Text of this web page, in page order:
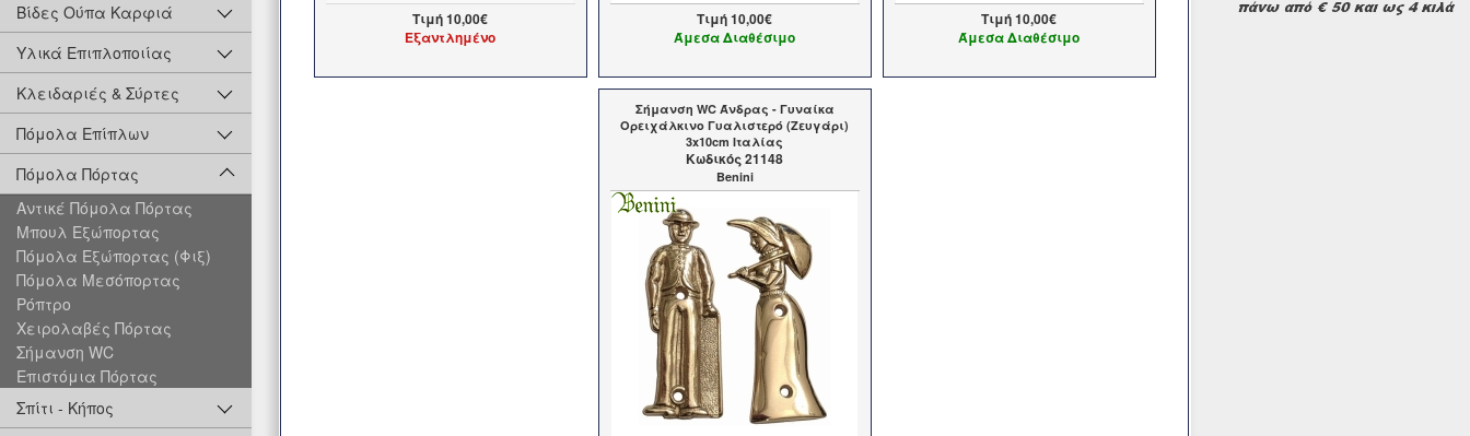
Βίδες Ούπα Καρφιά
Υλικά Επιπλοποιίας
Κλειδαριές & Σύρτες
Πόμολα Επίπλων
Πόμολα Πόρτας
Αντικέ Πόμολα Πόρτας
Μπουλ Εξώπορτας
Πόμολα Εξώπορτας (Φιξ)
Πόμολα Μεσόπορτας
Ρόπτρο
Χειρολαβές Πόρτας
Σήμανση WC
Επιστόμια Πόρτας
Σπίτι - Κήπος
Τιμή10,00€
Εξαντλημένο
Τιμή10,00€
Άμεσα Διαθέσιμο
Τιμή10,00€
Άμεσα Διαθέσιμο
Σήμανση WC Άνδρας - Γυναίκα
Ορειχάλκινο Γυαλιστερό (Ζευγάρι)
3x10cm Ιταλίας
Kωδικός 21148
Benini